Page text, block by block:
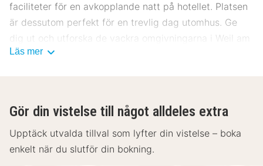
faciliteter för en avkopplande natt på hotellet. Platsen
är dessutom perfekt för en trevlig dag utomhus. Ge
dig ut och utforska de vackra omgivningarna i Weil am
Rhein. Det blir garanterat en trevlig vistelse på
Läs mer
Gör din vistelse till något alldeles extra
Upptäck utvalda tillval som lyfter din vistelse – boka
enkelt när du slutför din bokning.